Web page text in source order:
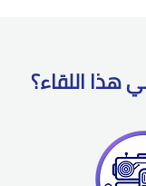
هذا اللقاء؟